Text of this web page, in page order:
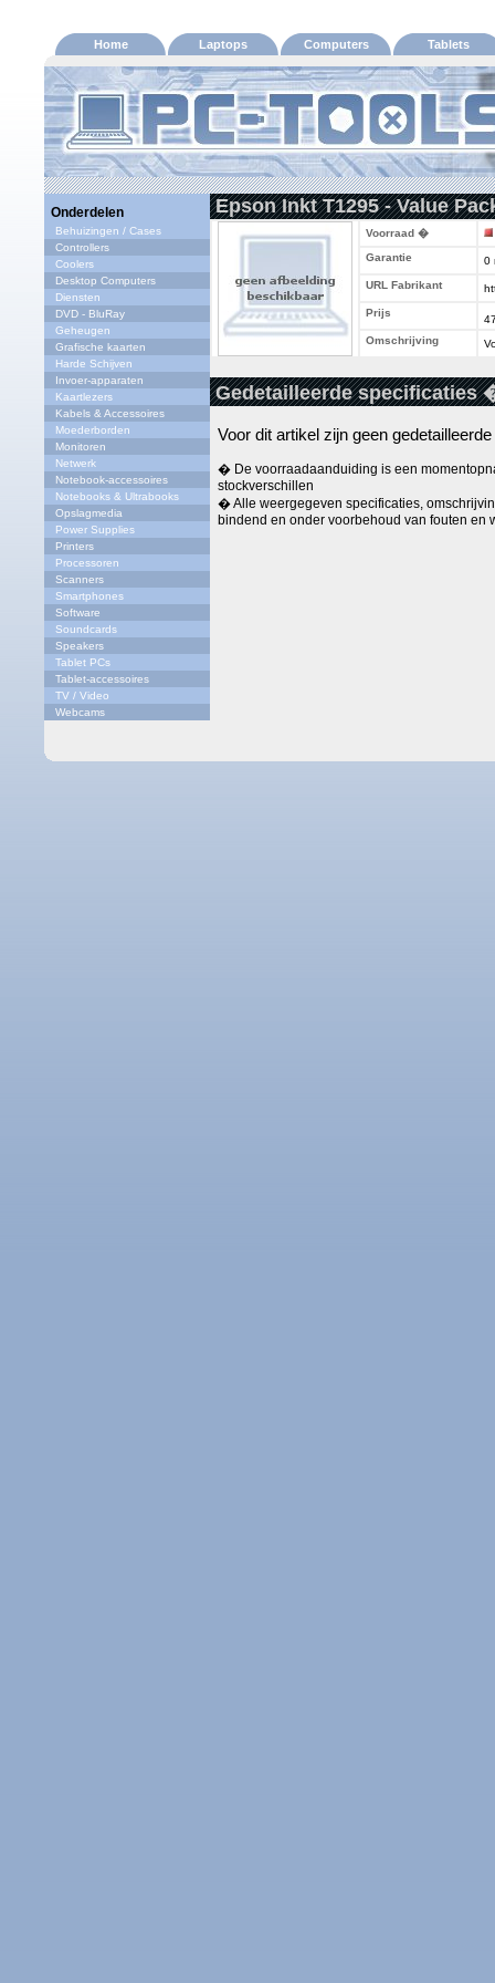
Home Laptops Computers Tablets
Onderdelen
Behuizingen / Cases
Controllers
Coolers
Desktop Computers
Diensten
DVD - BluRay
Geheugen
Grafische kaarten
Harde Schijven
Invoer-apparaten
Kaartlezers
Kabels & Accessoires
Moederborden
Monitoren
Netwerk
Notebook-accessoires
Notebooks & Ultrabooks
Opslagmedia
Power Supplies
Printers
Processoren
Scanners
Smartphones
Software
Soundcards
Speakers
Tablet PCs
Tablet-accessoires
TV / Video
Webcams
Epson Inkt T1295 - Value
Voorraad �
Garantie
0
URL Fabrikant
Prijs
Omschrijving
Gedetailleerde specificaties
Voor dit artikel zijn geen
� De voorraadaanduiding is een
stockverschillen
� Alle weergegeven specificaties,
bindend en onder voorbehoud van fouten en